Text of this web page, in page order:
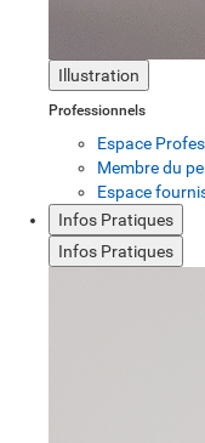
Illustration
Professionnels
Espace
Membre du
Espace
Infos Pratiques
Infos Pratiques